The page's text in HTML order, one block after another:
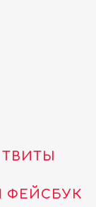
ФЕЙСБУК